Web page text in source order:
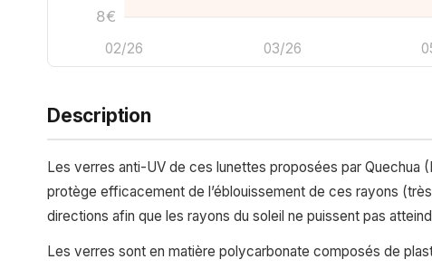
8€
02/26 03/26
Description
Les verres anti-UV de ces lunettes proposées par
protège efficacement de l’éblouissement de ces rayons
directions afin que les rayons du soleil ne puissent pas
Les verres sont en matière polycarbonate composés de